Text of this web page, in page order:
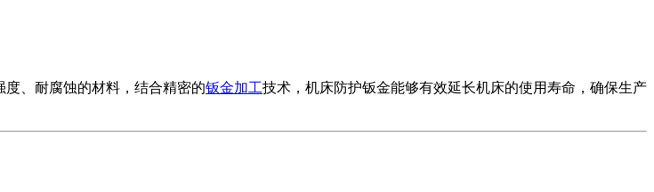
、耐腐蚀的材料，结合精密的钣金加工技术，机床防护钣金能够有效延长机床的使用寿命，确保生产